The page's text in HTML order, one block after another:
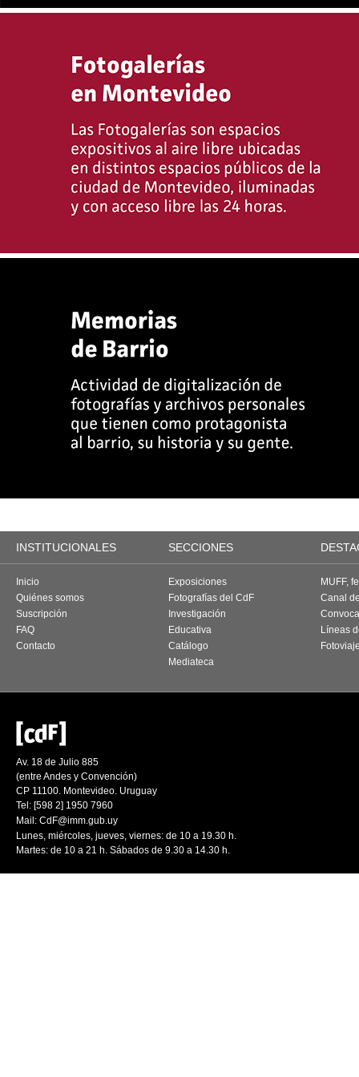
INSTITUCIONALES SECCIONES
Inicio
Quiénes somos
Suscripción
FAQ
Contacto
Exposiciones
Fotografías del CdF
Investigación
Educativa
Catálogo
Mediateca
MUFF,
Canal
Líneas
Av. 18 de Julio 885
(entre Andes y Convención)
CP 11100. Montevideo. Uruguay
Tel: [598 2] 1950 7960
Mail: CdF@imm.gub.uy
Lunes, miércoles, jueves, viernes: de 10 a 19.30 h.
Martes: de 10 a 21 h. Sábados de 9.30 a 14.30 h.